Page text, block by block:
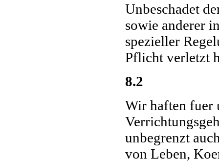
Unbeschadet
sowie anderer
spezieller
Pflicht verletzt
8.2
Wir haften fuer
unbegrenzt
von Leben,